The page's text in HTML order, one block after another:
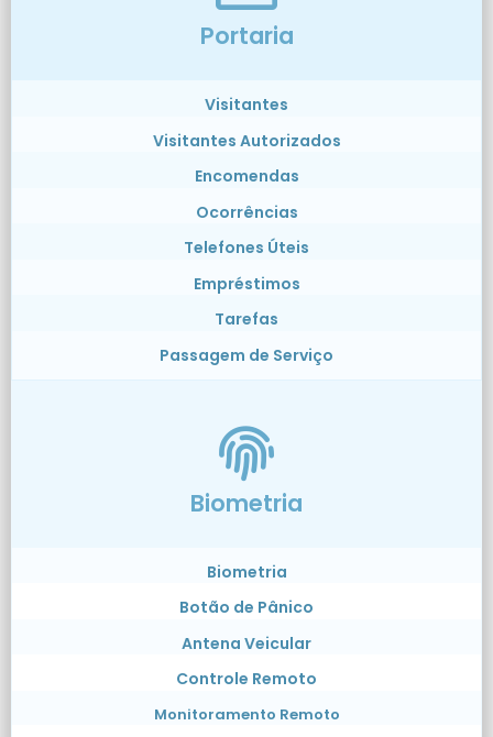
Portaria
Visitantes
Visitantes Autorizados
Encomendas
Ocorrências
Telefones Úteis
Empréstimos
Tarefas
Passagem de Serviço
Biometria
Biometria
Botão de Pânico
Antena Veicular
Controle Remoto
Monitoramento Remoto